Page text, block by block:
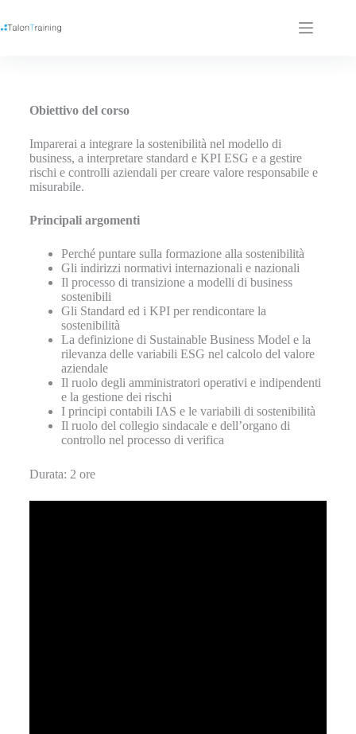
Obiettivo del corso
Imparerai a integrare la sostenibilità nel modello di
business, a interpretare standard e KPI ESG e a gestire
rischi e controlli aziendali per creare valore responsabile e
misurabile.
Principali argomenti
Perché puntare sulla formazione alla sostenibilità
Gli indirizzi normativi internazionali e nazionali
Il processo di transizione a modelli di business
sostenibili
Gli Standard ed i KPI per rendicontare la
sostenibilità
La definizione di Sustainable Business Model e la
rilevanza delle variabili ESG nel calcolo del valore
aziendale
Il ruolo degli amministratori operativi e indipendenti
e la gestione dei rischi
I principi contabili IAS e le variabili di sostenibilità
Il ruolo del collegio sindacale e dell’organo di
controllo nel processo di verifica
Durata: 2 ore